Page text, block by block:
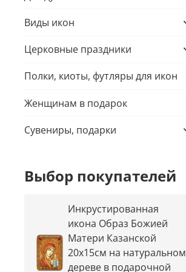
Виды икон
Церковные праздники
Полки, киоты, футляры для икон
Женщинам в подарок
Сувениры, подарки
Выбор покупателей
Инкрустированная
икона Образ Божией
Матери Казанской
20х15см на натуральном
дереве в подарочной